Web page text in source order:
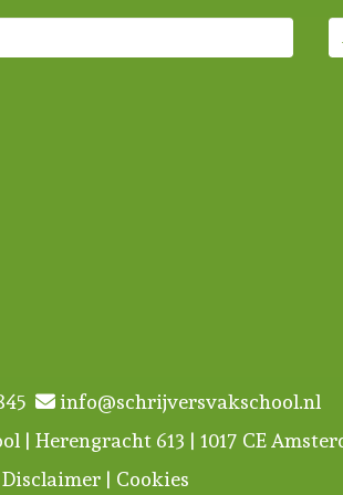
info@schrijversvakschool.nl
| Herengracht 613 | 1017 CE
Disclaimer| Cookies